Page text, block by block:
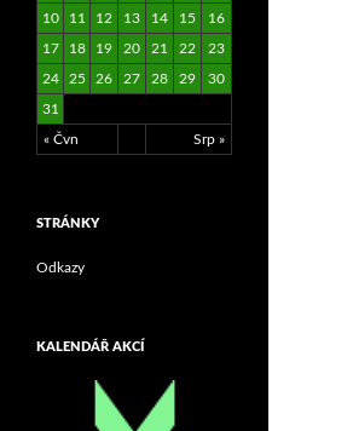
« Čvn Srp »
10 11 12 13 14 15 16
17 18 19 20 21 22 23
24 25 26 27 28 29 30
31
STRÁNKY
Odkazy
KALENDÁŘ AKCÍ